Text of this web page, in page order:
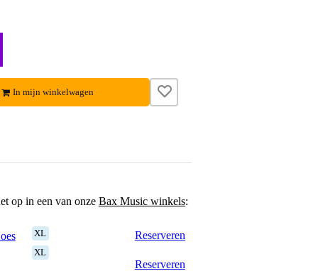
In mijn winkelwagen
op in een van onze Bax Music winkels:
XL
Reserveren
XL
Reserveren